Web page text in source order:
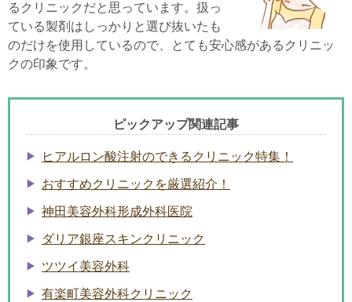
るクリニックだと思っています。扱っ
ている製剤はしっかりと選び抜いたも
のだけを使用しているので、とても安心感があるクリニッ
クの印象です。
ピックアップ関連記事
ヒアルロン酸注射のできるクリニック特集！
おすすめクリニックを厳選紹介！
神田美容外科形成外科医院
ダリア銀座スキンクリニック
ツツイ美容外科
有楽町美容外科クリニック